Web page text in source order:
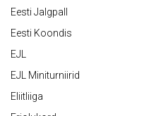
Eesti Jalgpall
Eesti Koondis
EJL
EJL Miniturniirid
Eliitliiga